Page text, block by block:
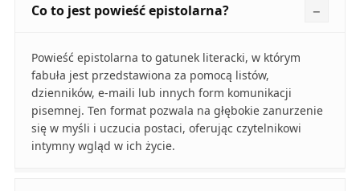
Co to jest powieść epistolarna?
Powieść epistolarna to gatunek literacki, w którym
fabuła jest przedstawiona za pomocą listów,
dzienników, e-maili lub innych form komunikacji
pisemnej. Ten format pozwala na głębokie zanurzenie
się w myśli i uczucia postaci, oferując czytelnikowi
intymny wgląd w ich życie.